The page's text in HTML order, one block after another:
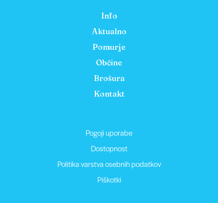
Info
Aktualno
Pomurje
Občine
Brošura
Kontakt
Pogoji uporabe
Dostopnost
Politika varstva osebnih podatkov
Piškotki